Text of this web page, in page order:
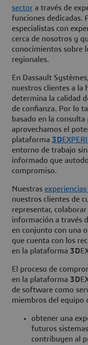
sector a través de
funciones dedicadas.
especialistas con
cerca de nosotros y
conocimientos sobre
regionales.
En Dassault
nuestros clientes a la
determina la calidad
de confianza. Por lo
basado en la
aprovechamos el
plataforma 3D
entorno de trabajo
informado que
compromiso.
Nuestras
nuestros clientes de
representar,
información a través
en conjunto con una
que cuenta con los
en la plataforma 3D
El proceso de
en la plataforma 3D
de software como
miembros del equipo
obtener una
futuros
contribuyen al